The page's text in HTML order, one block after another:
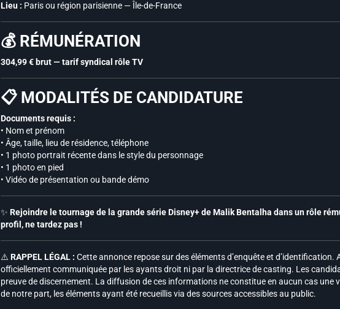
Lieu : Paris ou région parisienne — Île-de-France
💰 RÉMUNÉRATION
304,99 € brut — tarif syndical rôle TV
📋 MODALITÉS DE CANDIDATURE
Documents requis :
• Nom et prénom
• Âge, taille, lieu de résidence, téléphone
• 1 photo portrait récente dans le style du personnage
• 1 photo en pied
• Vidéo de présentation ou bande démo
✨ Rejoindre le tournage de la grande série Disney+ de Malik Bentalha dans un rôle
profil, ne tardez pas !
⚠️ RAPPEL LÉGAL : Cette annonce repose sur des éléments d’enquête et d’identification.
officiellement communiquée par les ayants droit ni par la directrice de casting. Les
preuve de discernement. La diffusion de ces informations ne constitue en aucun cas une
de notre part, les éléments ayant été recueillis via des sources accessibles au public.